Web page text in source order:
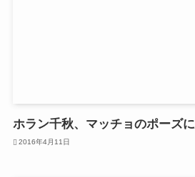
ホラン千秋、マッチョのポーズ
2016年4月11日